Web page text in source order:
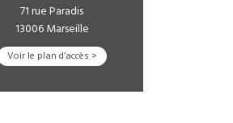
71 rue Paradis
13006 Marseille
Voir le plan d’accès >